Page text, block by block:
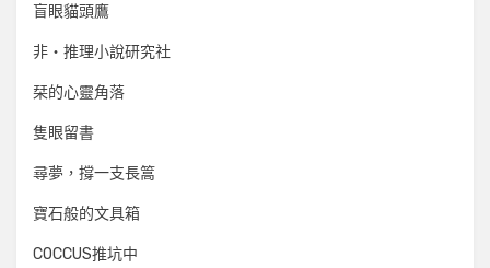
盲眼貓頭鷹
非‧推理小說研究社
栞的心靈角落
隻眼留書
尋夢，撐一支長篙
寶石般的文具箱
COCCUS推坑中